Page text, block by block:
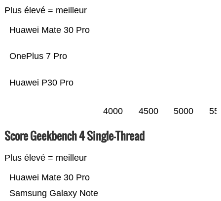
Plus élevé = meilleur
Huawei P30 Pro
OnePlus 7 Pro
Huawei Mate 30 Pro
4000 4500 5000
Score Geekbench 4 Single-Thread
Plus élevé = meilleur
Samsung Galaxy Note
Huawei Mate 30 Pro